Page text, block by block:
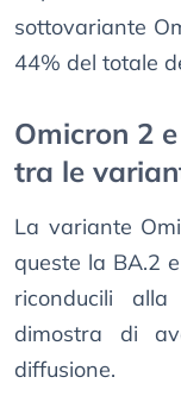
sottovariante
44% del totale
Omicron 2
tra le
La variante
queste la BA.2
riconducili alla
dimostra di
diffusione.